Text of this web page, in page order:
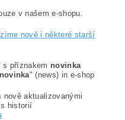
v našem e-shopu.
nově i některé starší
příznakem novinka
novinka" (news) in e-shop
nově aktualizovanými
historií